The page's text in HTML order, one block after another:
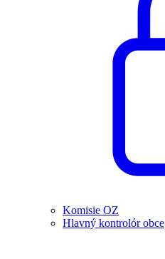
Komisie OZ
Hlavný kontrolór obce